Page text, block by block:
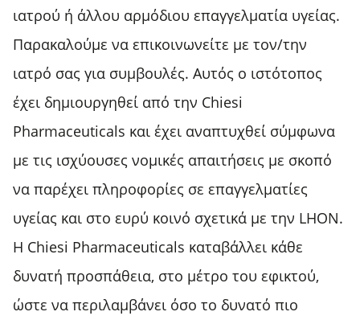
ιατρού ή άλλου αρμόδιου επαγγελματία υγείας.
Παρακαλούμε να επικοινωνείτε με τον/την
ιατρό σας για συμβουλές. Αυτός ο ιστότοπος
έχει δημιουργηθεί από την Chiesi
Pharmaceuticals και έχει αναπτυχθεί σύμφωνα
με τις ισχύουσες νομικές απαιτήσεις με σκοπό
να παρέχει πληροφορίες σε επαγγελματίες
υγείας και στο ευρύ κοινό σχετικά με την LHON.
Η Chiesi Pharmaceuticals καταβάλλει κάθε
δυνατή προσπάθεια, στο μέτρο του εφικτού,
ώστε να περιλαμβάνει όσο το δυνατό πιο